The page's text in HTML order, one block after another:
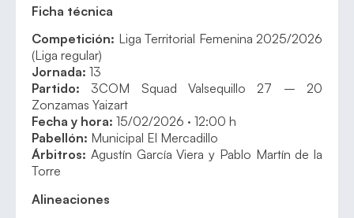
Ficha técnica
Competición: Liga Territorial Femenina 2025/2026
(Liga regular)
Jornada: 13
Partido: 3COM Squad Valsequillo 27 – 20
Zonzamas Yaizart
Fecha y hora: 15/02/2026 · 12:00 h
Pabellón: Municipal El Mercadillo
Árbitros: Agustín García Viera y Pablo Martín de la
Torre
Alineaciones